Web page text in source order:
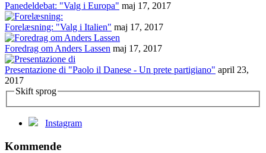
Panedeldebat: "Valg i Europa" maj 17, 2017
Forelæsning: "Valg i Italien" maj 17, 2017
Foredrag om Anders Lassen maj 17, 2017
Presentazione di "Paolo il Danese - Un prete partigiano" april 23,
2017
Skift sprog
Instagram
Kommende